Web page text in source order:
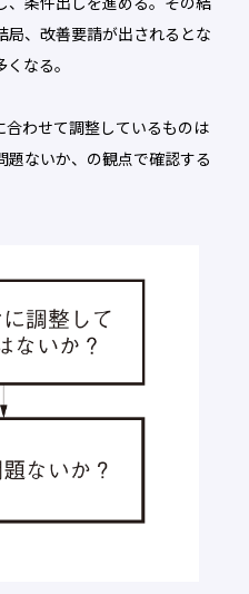
、条件出しを進める。その結
局、改善要請が出されるとな
なる。
わせて調整しているものは
題ないか、の観点で確認する